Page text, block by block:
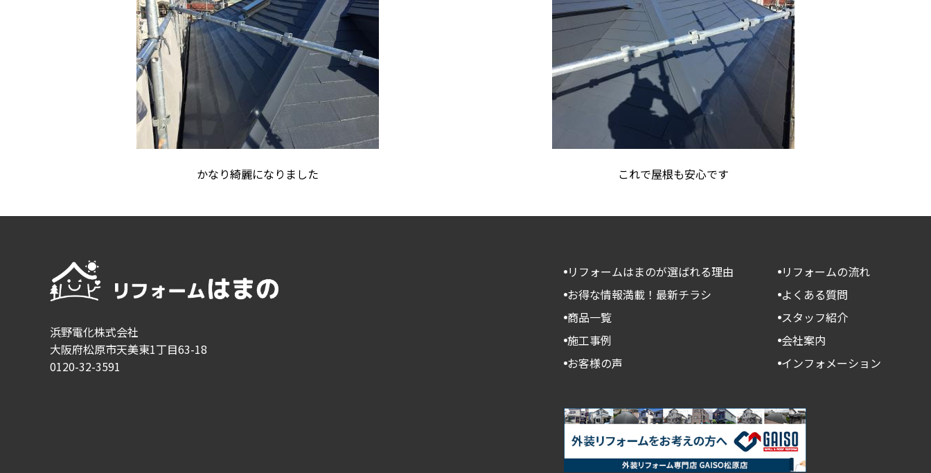
かなり綺麗になりました これで屋根も安心です
浜野電化株式会社
大阪府松原市天美東1丁目63-18
0120-32-3591
リフォームはまのが選ばれる理由
お得な情報満載！最新チラシ
商品一覧
施工事例
お客様の声
リフォームの流れ
よくある質問
スタッフ紹介
会社案内
インフォメーション